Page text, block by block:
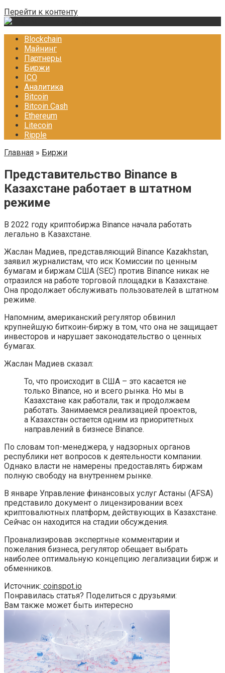
Перейти к контенту
Blockchain
Майнинг
Партнеры
Биржи
ICO
Аналитика
Bitcoin
Bitcoin Cash
Ethereum
Litecoin
Ripple
Главная » Биржи
Представительство Binance в
Казахстане работает в штатном
режиме
В 2022 году криптобиржа Binance начала работать
легально в Казахстане.
Жаслан Мадиев, представляющий Binance Kazakhstan,
заявил журналистам, что иск Комиссии по ценным
бумагам и биржам США (SEC) против Binance никак не
отразился на работе торговой площадки в Казахстане.
Она продолжает обслуживать пользователей в штатном
режиме.
Напомним, американский регулятор обвинил
крупнейшую биткоин-биржу в том, что она не защищает
инвесторов и нарушает законодательство о ценных
бумагах.
Жаслан Мадиев сказал:
То, что происходит в США – это касается не
только Binance, но и всего рынка. Но мы в
Казахстане как работали, так и продолжаем
работать. Занимаемся реализацией проектов,
а Казахстан остается одним из приоритетных
направлений в бизнесе Binance.
По словам топ-менеджера, у надзорных органов
республики нет вопросов к деятельности компании.
Однако власти не намерены предоставлять биржам
полную свободу на внутреннем рынке.
В январе Управление финансовых услуг Астаны (AFSA)
представило документ о лицензировании всех
криптовалютных платформ, действующих в Казахстане.
Сейчас он находится на стадии обсуждения.
Проанализировав экспертные комментарии и
пожелания бизнеса, регулятор обещает выбрать
наиболее оптимальную концепцию легализации бирж и
обменников.
Источник: coinspot.io
Понравилась статья? Поделиться с друзьями:
Вам также может быть интересно